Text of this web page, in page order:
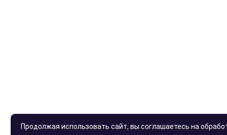
Продолжая использовать сайт, вы соглашаетесь на